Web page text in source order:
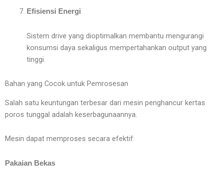
Efisiensi Energi
Sistem drive yang dioptimalkan membantu mengurangi
konsumsi daya sekaligus mempertahankan output yang
tinggi.
Bahan yang Cocok untuk Pemrosesan
Salah satu keuntungan terbesar dari mesin penghancur kertas
poros tunggal adalah keserbagunaannya.
Mesin dapat memproses secara efektif:
Pakaian Bekas